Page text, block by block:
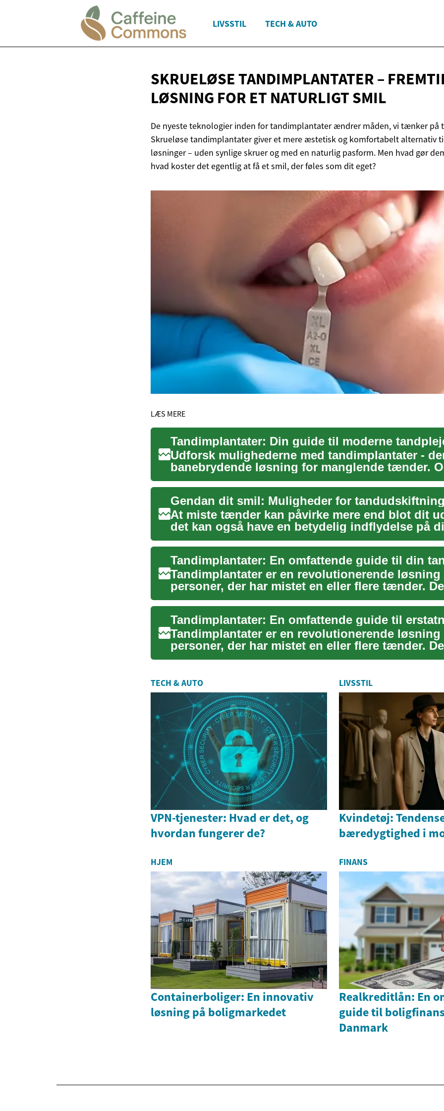
LIVSSTIL TECH & AUTO
SKRUELØSE TANDIMPLANTATER –
LØSNING FOR ET NATURLIGT SMIL
De nyeste teknologier inden for tandimplantater ændrer måden, vi tænker på
Skrueløse tandimplantater giver et mere æstetisk og komfortabelt alternativ
løsninger – uden synlige skruer og med en naturlig pasform. Men hvad gør
hvad koster det egentlig at få et smil, der føles som dit eget?
LÆS MERE
Tandimplantater: Din guide til moderne
Udforsk mulighederne med tandimplantater -
banebrydende løsning for manglende tænder.
hvordan disse avancer...
Gendan dit smil: Muligheder for
At miste tænder kan påvirke mere end blot dit
det kan også have en betydelig indflydelse på
mundsundhed...
Tandimplantater er en revolutionerende løsning
personer, der har mistet en eller flere tænder.
innovative t...
Tandimplantater er en revolutionerende løsning
personer, der har mistet en eller flere tænder.
avancerede t...
TECH & AUTO
VPN-tjenester: Hvad er det, og
hvordan fungerer de?
LIVSSTIL
Kvindetøj:
bæredygtighed i
HJEM
Containerboliger: En innovativ
løsning på boligmarkedet
FINANS
Realkreditlån: En
guide til
Danmark